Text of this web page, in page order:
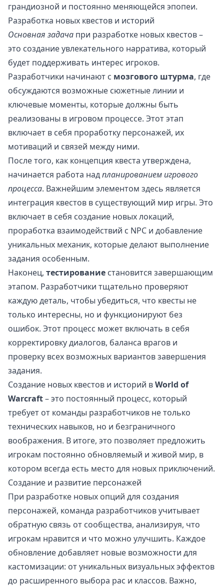
грандиозной и постоянно меняющейся эпопеи.
Разработка новых квестов и историй
Основная задача при разработке новых квестов –
это создание увлекательного нарратива, который
будет поддерживать интерес игроков.
Разработчики начинают с мозгового штурма, где
обсуждаются возможные сюжетные линии и
ключевые моменты, которые должны быть
реализованы в игровом процессе. Этот этап
включает в себя проработку персонажей, их
мотиваций и связей между ними.
После того, как концепция квеста утверждена,
начинается работа надпланированием игрового
процесса. Важнейшим элементом здесь является
интеграция квестов в существующий мир игры. Это
включает в себя создание новых локаций,
проработка взаимодействий с NPC и добавление
уникальных механик, которые делают выполнение
задания особенным.
Наконец, тестирование становится завершающим
этапом. Разработчики тщательно проверяют
каждую деталь, чтобы убедиться, что квесты не
только интересны, но и функционируют без
ошибок. Этот процесс может включать в себя
корректировку диалогов, баланса врагов и
проверку всех возможных вариантов завершения
задания.
Создание новых квестов и историй вWorld of
Warcraft– это постоянный процесс, который
требует от команды разработчиков не только
технических навыков, но и безграничного
воображения. В итоге, это позволяет предложить
игрокам постоянно обновляемый и живой мир, в
котором всегда есть место для новых приключений.
Создание и развитие персонажей
При разработке новых опций для создания
персонажей, команда разработчиков учитывает
обратную связь от сообщества, анализируя, что
игрокам нравится и что можно улучшить. Каждое
обновление добавляет новые возможности для
кастомизации: от уникальных визуальных эффектов
до расширенного выбора рас и классов. Важно,